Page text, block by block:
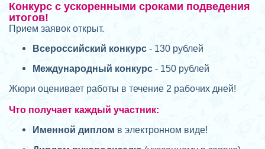
Конкурс с ускоренными сроками подведения
итогов!
Прием заявок открыт.
Всероссийский конкурс - 130 рублей
Международный конкурс - 150 рублей
Жюри оценивает работы в течение 2 рабочих дней!
Что получает каждый участник:
Именной диплом в электронном виде!